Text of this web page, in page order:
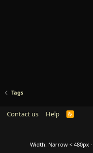
Tags
Contact us Help
R
Width